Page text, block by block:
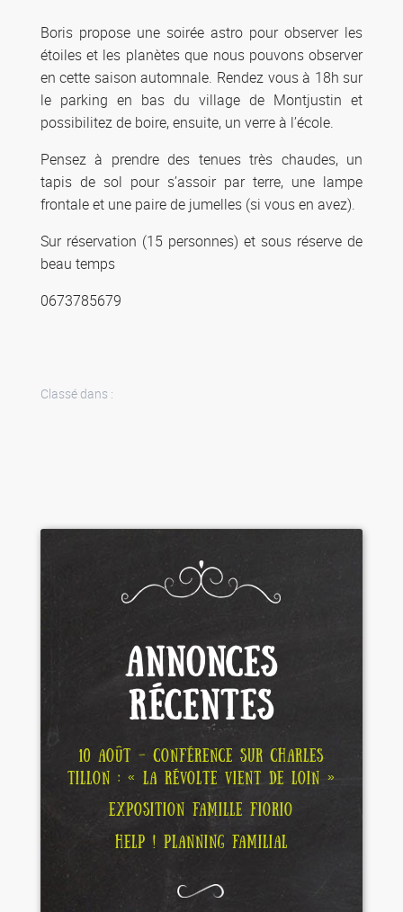
Boris propose une soirée astro pour observer les
étoiles et les planètes que nous pouvons observer
en cette saison automnale. Rendez vous à 18h sur
le parking en bas du village de Montjustin et
possibilitez de boire, ensuite, un verre à l’école.
Pensez à prendre des tenues très chaudes, un
tapis de sol pour s’assoir par terre, une lampe
frontale et une paire de jumelles (si vous en avez).
Sur réservation (15 personnes) et sous réserve de
beau temps
0673785679
Classé dans :
ANNONCES
RÉCENTES
10 AOÛT – CONFÉRENCE SUR CHARLES
TILLON : « LA RÉVOLTE VIENT DE LOIN »
EXPOSITION FAMILLE FIORIO
HELP ! PLANNING FAMILIAL